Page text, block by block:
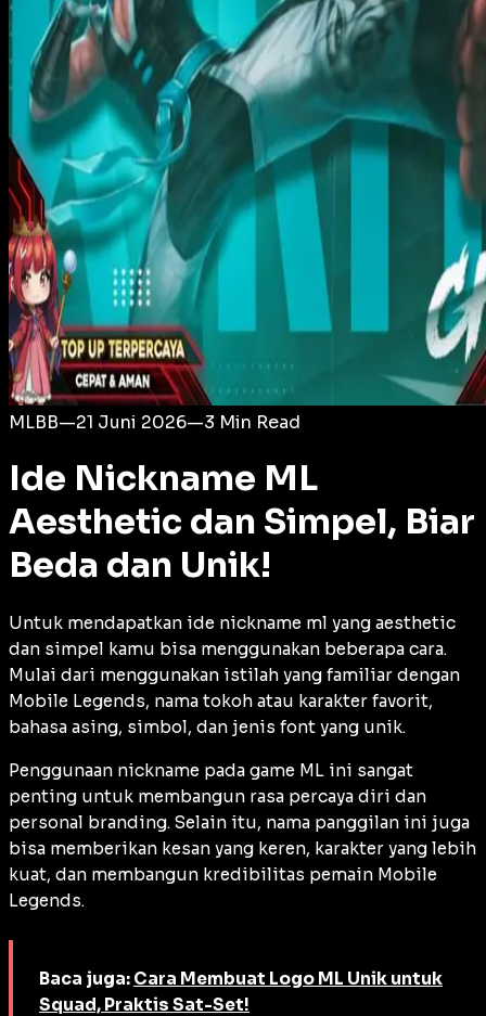
Login
MLBB—21 Juni 2026—3 Min Read
Ide Nickname ML
Aesthetic dan Simpel, Biar
Beda dan Unik!
Untuk mendapatkan ide nickname ml yang aesthetic
dan simpel kamu bisa menggunakan beberapa cara.
Mulai dari menggunakan istilah yang familiar dengan
Mobile Legends, nama tokoh atau karakter favorit,
bahasa asing, simbol, dan jenis font yang unik.
Penggunaan nickname pada game ML ini sangat
penting untuk membangun rasa percaya diri dan
personal branding. Selain itu, nama panggilan ini juga
bisa memberikan kesan yang keren, karakter yang lebih
kuat, dan membangun kredibilitas pemain Mobile
Legends.
Baca juga: Cara Membuat Logo ML Unik untuk
Squad, Praktis Sat-Set!